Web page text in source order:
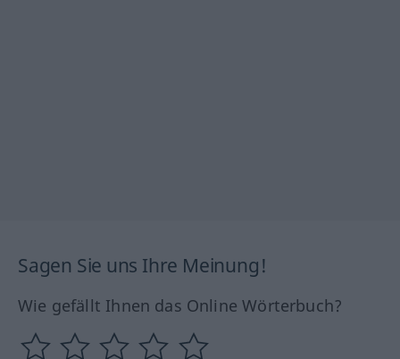
Sagen Sie uns Ihre Meinung!
Wie gefällt Ihnen das Online Wörterbuch?